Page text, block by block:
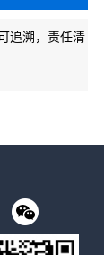
追溯，责任清